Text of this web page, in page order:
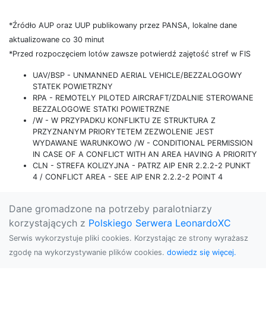
*Źródło AUP oraz UUP publikowany przez PANSA, lokalne dane
aktualizowane co 30 minut
*Przed rozpoczęciem lotów zawsze potwierdź zajętość stref w FIS
UAV/BSP - UNMANNED AERIAL VEHICLE/BEZZALOGOWY
STATEK POWIETRZNY
RPA - REMOTELY PILOTED AIRCRAFT/ZDALNIE STEROWANE
BEZZALOGOWE STATKI POWIETRZNE
/W - W PRZYPADKU KONFLIKTU ZE STRUKTURA Z
PRZYZNANYM PRIORYTETEM ZEZWOLENIE JEST
WYDAWANE WARUNKOWO /W - CONDITIONAL PERMISSION
IN CASE OF A CONFLICT WITH AN AREA HAVING A PRIORITY
CLN - STREFA KOLIZYJNA - PATRZ AIP ENR 2.2.2-2 PUNKT
4 / CONFLICT AREA - SEE AIP ENR 2.2.2-2 POINT 4
Dane gromadzone na potrzeby paralotniarzy
korzystających z Polskiego Serwera LeonardoXC
Serwis wykorzystuje pliki cookies. Korzystając ze strony wyrażasz
zgodę na wykorzystywanie plików cookies. dowiedz się więcej.